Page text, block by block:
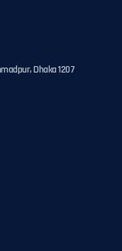
Dhaka 1207